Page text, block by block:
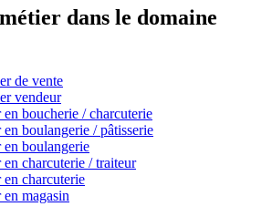
dans le domaine
de vente
vendeur
boucherie / charcuterie
boulangerie / pâtisserie
boulangerie
charcuterie / traiteur
charcuterie
magasin